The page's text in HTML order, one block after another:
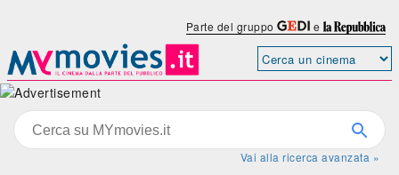
Parte del gruppo e
Vai alla ricerca avanzata »